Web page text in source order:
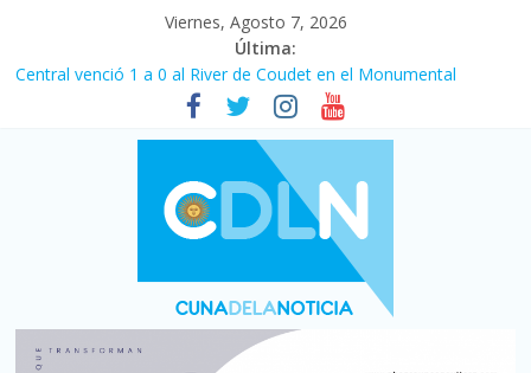
Viernes, Agosto 7, 2026
Última:
Central venció 1 a 0 al River de Coudet en el Monumental
La morosidad alcanzó su nivel más alto en dos décadas y ya
afecta a 400 mil deudores en Santa Fe
Desde que asumió Milei cerraron 41.000 kioscos: el sector
denuncia crisis como en 2001
Vacaciones de invierno con más movimiento y consumo
turístico: 4,6 millones de personas viajaron por el país, un 5,9%
Fuerte caída de la venta de autos usados en julio: bajó un 12,6%